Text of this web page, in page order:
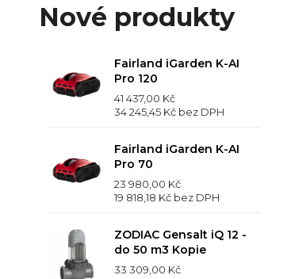
Nové produkty
Fairland iGarden K-AI
Pro 120
41 437,00 Kč
34 245,45 Kč bez DPH
Fairland iGarden K-AI
Pro 70
23 980,00 Kč
19 818,18 Kč bez DPH
ZODIAC Gensalt iQ 12 -
do 50 m3 Kopie
33 309,00 Kč